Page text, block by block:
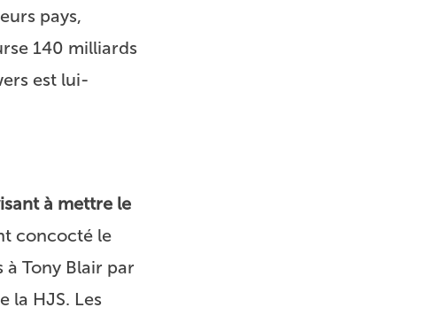
pays,
140 milliards
est lui-
à mettre le
concocté le
à Tony Blair par
la HJS. Les